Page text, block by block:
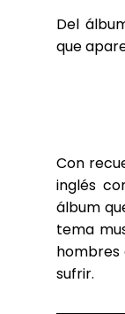
Del
que
Con
inglés
álbum
tema
hombres
sufrir.